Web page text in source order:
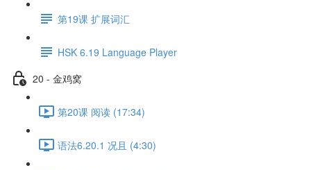
第19课 扩展词汇
HSK 6.19 Language Player
20 - 金鸡窝
第20课 阅读 (17:34)
语法6.20.1 况且 (4:30)